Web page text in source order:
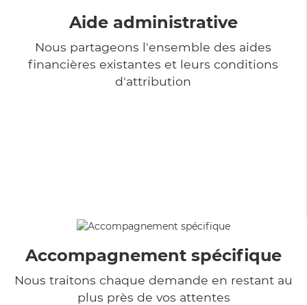
Aide administrative
Nous partageons l'ensemble des aides
financières existantes et leurs conditions
d'attribution
Accompagnement spécifique
Nous traitons chaque demande en restant au
plus près de vos attentes